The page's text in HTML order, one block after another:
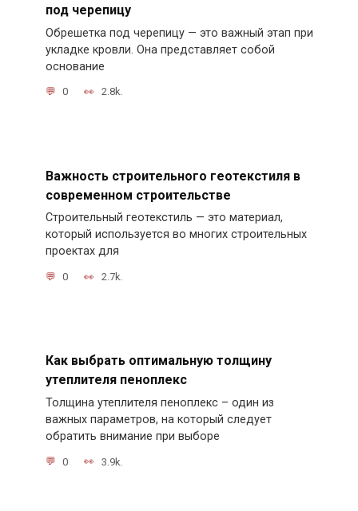
под черепицу
Обрешетка под черепицу — это важный этап при
укладке кровли. Она представляет собой
основание
0 2.8k.
Важность строительного геотекстиля в
современном строительстве
Строительный геотекстиль — это материал,
который используется во многих строительных
проектах для
0 2.7k.
Как выбрать оптимальную толщину
утеплителя пеноплекс
Толщина утеплителя пеноплекс – один из
важных параметров, на который следует
обратить внимание при выборе
0 3.9k.